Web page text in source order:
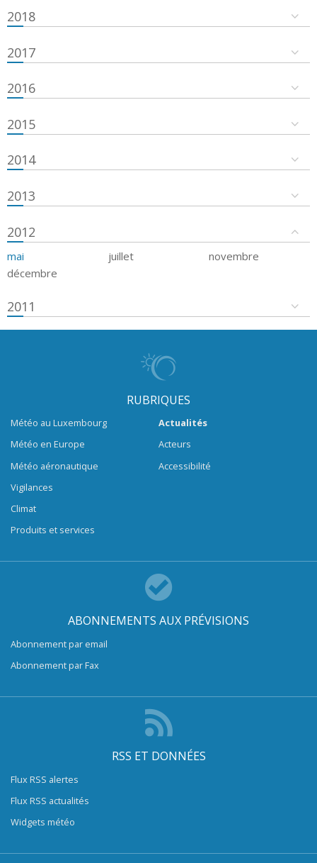
2018
2017
2016
2015
2014
2013
2012
mai juillet
novembre
décembre
2011
RUBRIQUES
Météo au Luxembourg
Météo en Europe
Météo aéronautique
Vigilances
Climat
Produits et services
Actualités
Acteurs
Accessibilité
ABONNEMENTS AUX PRÉVISIONS
Abonnement par email
Abonnement par Fax
RSS ET DONNÉES
Flux RSS alertes
Flux RSS actualités
Widgets météo